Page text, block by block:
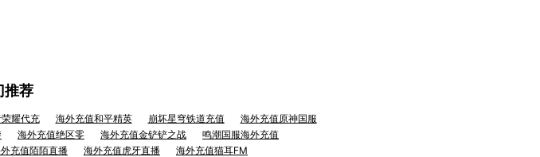
推荐
耀代充 海外充值和平精英 崩坏星穹铁道充值
海外充值原神国服
海外充值绝区零 海外充值金铲铲之战
鸣潮国服海外充值
充值陌陌直播 海外充值虎牙直播 海外充值猫耳FM